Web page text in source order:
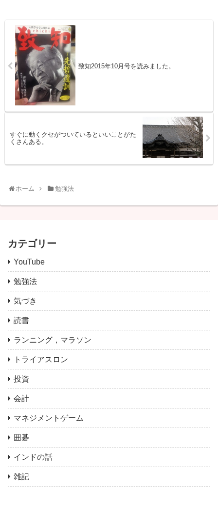
致知2015年10月号を読みました。
すぐに動くクセがついているといいことがた
くさんある。
ホーム 勉強法
カテゴリー
YouTube
勉強法
気づき
読書
ランニング，マラソン
トライアスロン
投資
会計
マネジメントゲーム
囲碁
インドの話
雑記